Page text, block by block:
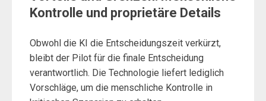
Kontrolle und proprietäre Details
Obwohl die KI die Entscheidungszeit verkürzt,
bleibt der Pilot für die finale Entscheidung
verantwortlich. Die Technologie liefert lediglich
Vorschläge, um die menschliche Kontrolle in